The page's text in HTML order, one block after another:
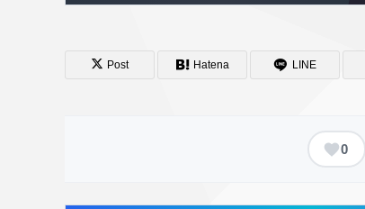
Post Hatena LINE
0